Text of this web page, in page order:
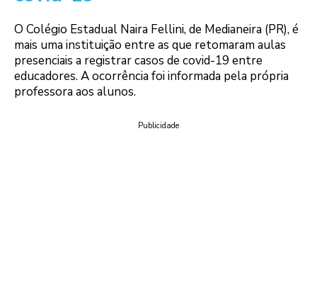
O Colégio Estadual Naira Fellini, de Medianeira (PR), é
mais uma instituição entre as que retomaram aulas
presenciais a registrar casos de covid-19 entre
educadores. A ocorrência foi informada pela própria
professora aos alunos.
Publicidade